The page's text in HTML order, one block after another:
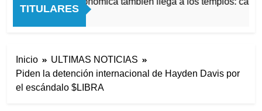
TITULARES
Inicio
ULTIMAS NOTICIAS
Piden la detención internacional de Hayden Davis por
el escándalo $LIBRA